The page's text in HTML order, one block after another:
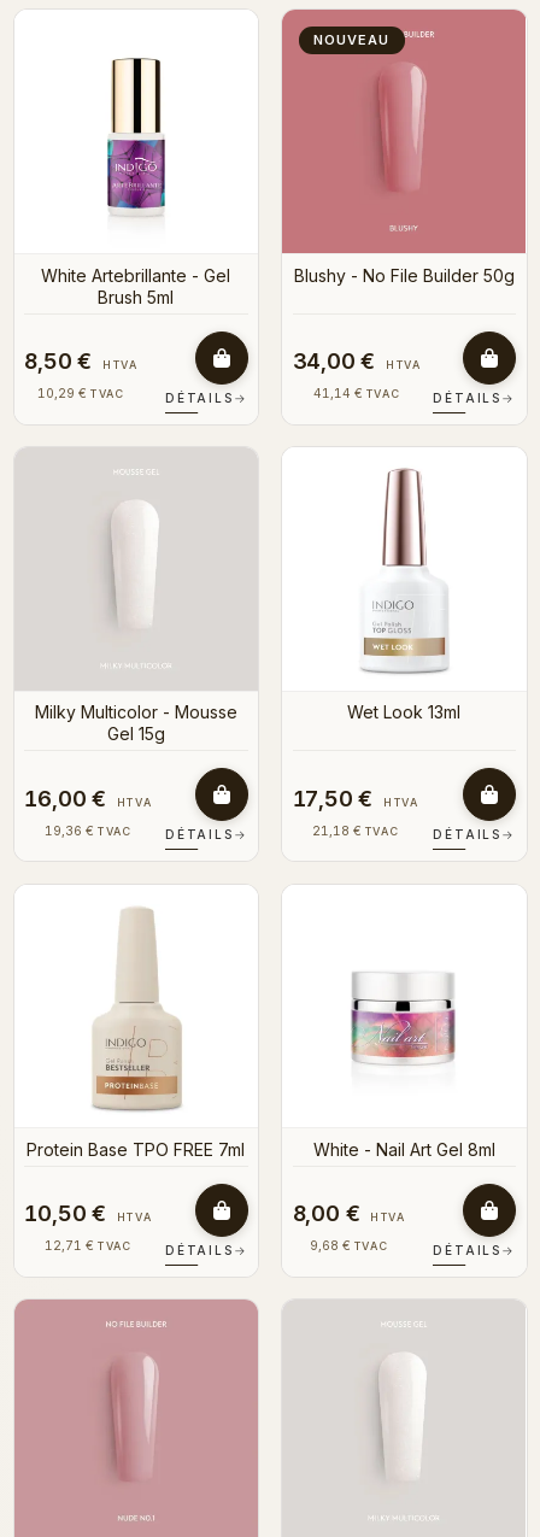
White Artebrillante - Gel
Brush 5ml
8,50 € HTVA
10,29 € TVAC DÉTAILS →
NOUVEAU
Blushy - No File Builder 50g
34,00 € HTVA
41,14 € TVAC DÉTAILS →
Milky Multicolor - Mousse
Gel 15g
16,00 € HTVA
19,36 € TVAC DÉTAILS →
Wet Look 13ml
17,50 € HTVA
21,18 € TVAC DÉTAILS →
Protein Base TPO FREE 7ml
10,50 € HTVA
12,71 € TVAC DÉTAILS →
White - Nail Art Gel 8ml
8,00 € HTVA
9,68 € TVAC DÉTAILS →